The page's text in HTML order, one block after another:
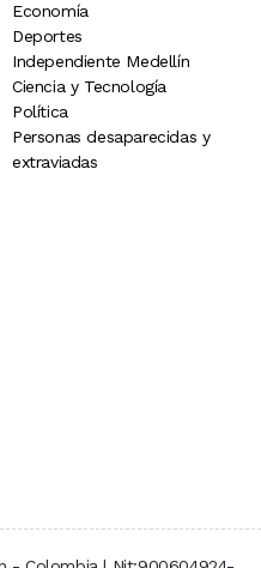
Economía
Deportes
Independiente Medellín
Ciencia y Tecnología
Política
Personas desaparecidas y
extraviadas